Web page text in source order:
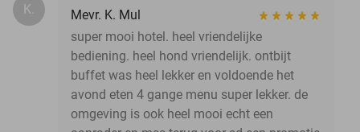
K.
Mevr. K. Mul
super mooi hotel. heel vriendelijke
bediening. heel hond vriendelijk. ontbijt
buffet was heel lekker en voldoende het
avond eten 4 gange menu super lekker. de
omgeving is ook heel mooi echt een